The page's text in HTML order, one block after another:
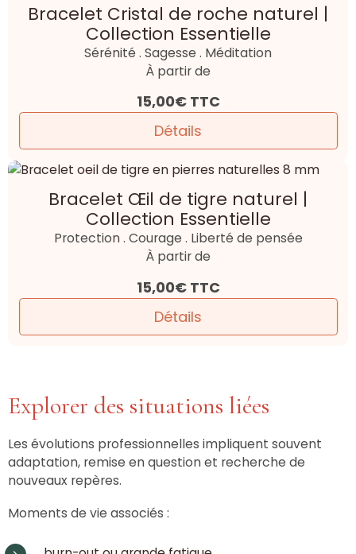
Bracelet Cristal de roche naturel |
Collection Essentielle
Sérénité . Sagesse . Méditation
À partir de
15,00€ TTC
Détails
Bracelet Œil de tigre naturel |
Collection Essentielle
Protection . Courage . Liberté de pensée
À partir de
15,00€ TTC
Détails
Explorer des situations liées
Les évolutions professionnelles impliquent souvent
adaptation, remise en question et recherche de
nouveaux repères.
Moments de vie associés :